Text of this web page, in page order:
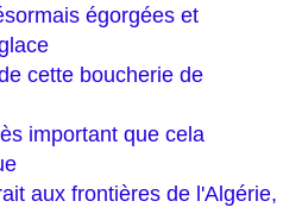
égorgées et
cette boucherie de
important que cela
aux frontières de l'Algérie,